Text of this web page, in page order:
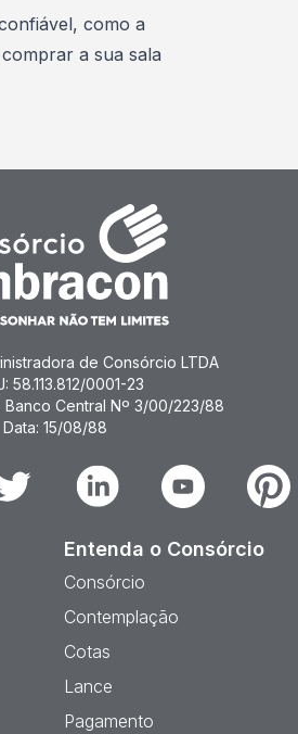
como a
a sua sala
de Consórcio LTDA
58.113.812/0001-23
Central Nº 3/00/223/88
Data: 15/08/88
Linkedin Youtube
Entenda o Consórcio
Consórcio
Contemplação
Cotas
Lance
Pagamento